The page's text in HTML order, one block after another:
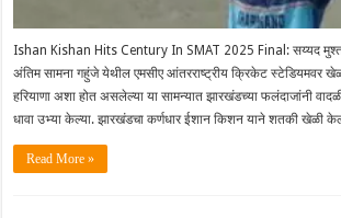
Ishan Kishan Hits Century In SMAT 2025 Final: सय्यद
अंतिम सामना गहुंजे येथील एमसीए आंतरराष्ट्रीय क्रिकेट स्टेडियमवर
हरियाणा अशा होत असलेल्या या सामन्यात झारखंडच्या फलंदाजांनी
धावा उभ्या केल्या. झारखंडचा कर्णधार ईशान किशन याने शतकी खेळी
Read More »